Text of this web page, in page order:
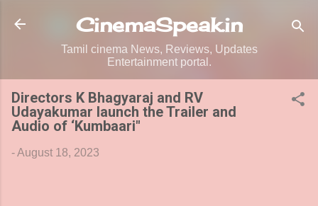
Skip to main content
CinemaSpeak.in
Tamil cinema News, Reviews, Updates
Entertainment portal.
Directors K Bhagyaraj and RV
Udayakumar launch the Trailer and
Audio of ‘Kumbaari"
-August 18, 2023